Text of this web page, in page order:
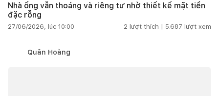
Nhà ống vẫn thoáng và riêng tư nhờ thiết kế mặt tiền
đặc rỗng
27/06/2026, lúc 10:00 2 lượt thích | 5.687 lượt xem
Quân Hoàng